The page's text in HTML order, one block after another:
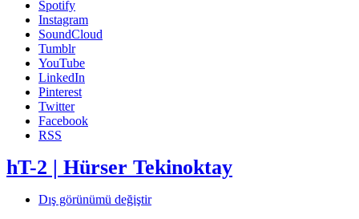
Spotify
Instagram
SoundCloud
Tumblr
YouTube
LinkedIn
Pinterest
Twitter
Facebook
RSS
hT-2 | Hürser Tekinoktay
Dış görünümü değiştir